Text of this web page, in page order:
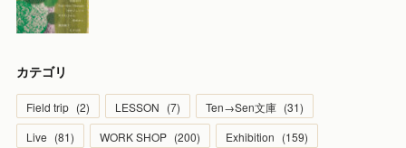
カテゴリ
Field trip (2) LESSON (7) Ten→Sen文庫 (31)
Live (81) WORK SHOP (200) Exhibition (159)